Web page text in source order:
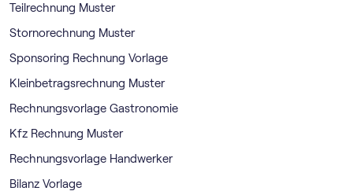
Teilrechnung Muster
Stornorechnung Muster
Sponsoring Rechnung Vorlage
Kleinbetragsrechnung Muster
Rechnungsvorlage Gastronomie
Kfz Rechnung Muster
Rechnungsvorlage Handwerker
Bilanz Vorlage